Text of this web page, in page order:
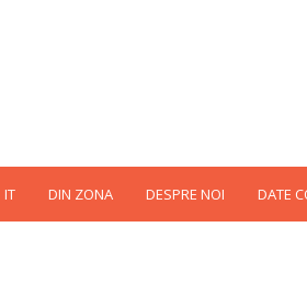
IT DIN ZONA DESPRE NOI DATE